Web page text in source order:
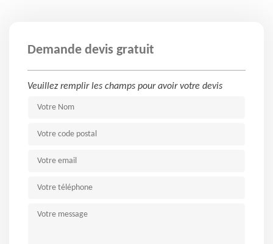
Demande devis gratuit
Veuillez remplir les champs pour avoir votre devis